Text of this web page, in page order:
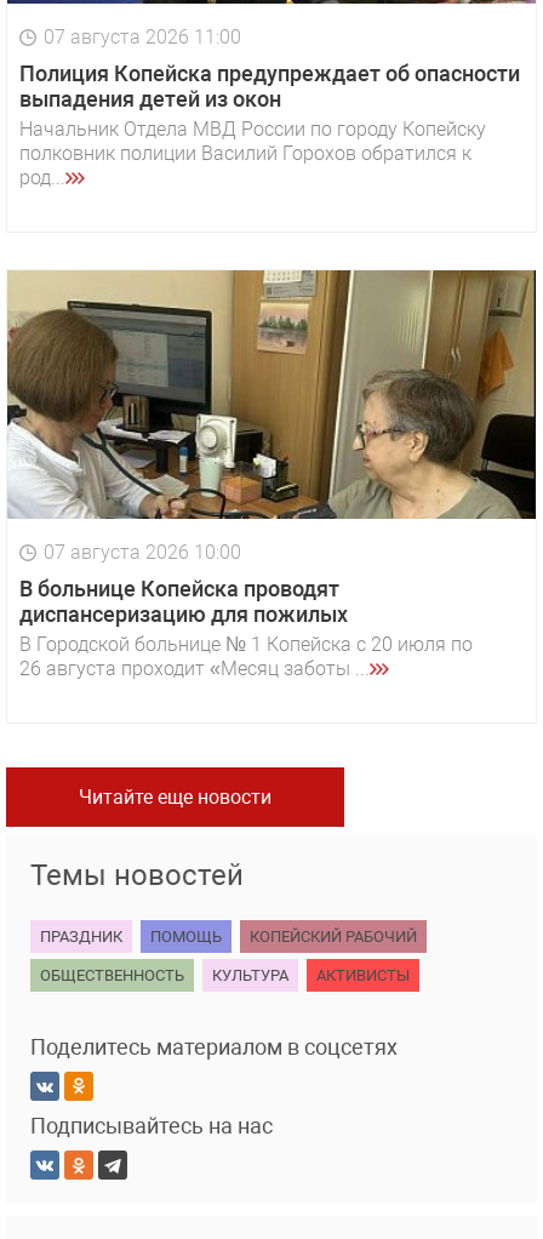
07 августа 2026 11:00
Полиция Копейска предупреждает об опасности
выпадения детей из окон
Начальник Отдела МВД России по городу Копейску
полковник полиции Василий Горохов обратился к
род...
07 августа 2026 10:00
В больнице Копейска проводят
диспансеризацию для пожилых
В Городской больнице № 1 Копейска с 20 июля по
26 августа проходит «Месяц заботы ...
Читайте еще новости
Темы новостей
ПРАЗДНИК ПОМОЩЬ КОПЕЙСКИЙ РАБОЧИЙ
ОБЩЕСТВЕННОСТЬ КУЛЬТУРА АКТИВИСТЫ
Поделитесь материалом в соцсетях
Подписывайтесь на нас